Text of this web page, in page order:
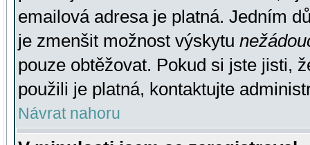
emailová adresa je platná. Jedním
je zmenšit možnost výskytu
pouze obtěžovat. Pokud si jste jisti,
použili je platná, kontaktujte
Návrat nahoru